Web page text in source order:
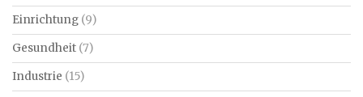
Einrichtung (9)
Gesundheit (7)
Industrie (15)